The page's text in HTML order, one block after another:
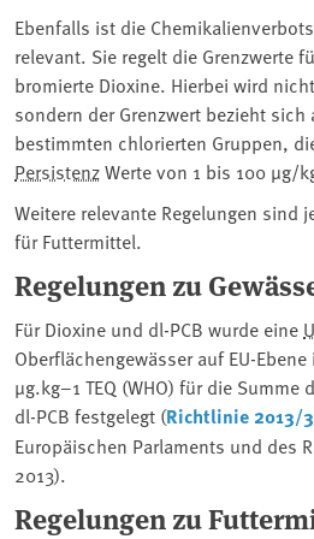
Ebenfalls ist die
relevant. Sie regelt die Grenzwerte
bromierte Dioxine. Hierbei wird
sondern der Grenzwert bezieht sich
bestimmten chlorierten Gruppen,
Persistenz Werte von 1 bis 100 µg/
Weitere relevante Regelungen sind
für Futtermittel.
Regelungen zu
Für Dioxine und dl-⁠PCB⁠ wurde eine ⁠
Oberflächengewässer auf EU-
μg.kg–1 TEQ (WHO) für die Summe
dl-PCB festgelegt (Richtlinie 2013/
Europäischen Parlaments und des
2013).
Regelungen zu